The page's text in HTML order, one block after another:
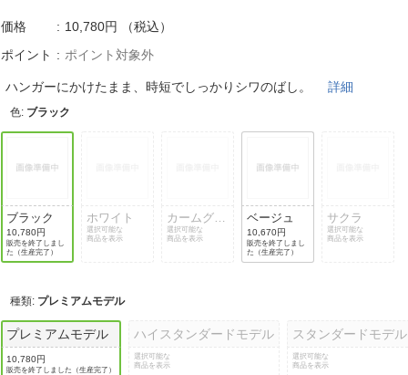
お客様サポート
ご利用ガイド
価格 10,780円
（税込）
ポイント
ポイント対象外
ハンガーにかけたまま、時短でしっかりシワのばし。詳細
色: ブラック
ブラック
10,780円
販売を終了しまし
た（生産完了）
ホワイト
選択可能な
商品を表示
カームグレ
ー
選択可能な
商品を表示
ベージュ
10,670円
販売を終了しまし
た（生産完了）
サクラ
選択可能な
商品を表示
種類: プレミアムモデル
プレミアムモデル
10,780円
販売を終了しました（生産完了）
ハイスタンダードモデル
選択可能な
商品を表示
スタンダードモデル
選択可能な
商品を表示